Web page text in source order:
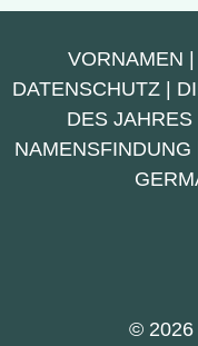
VORNAMEN
DATENSCHUTZ
DES JAHRES
NAMENSFINDUNG
© 2026